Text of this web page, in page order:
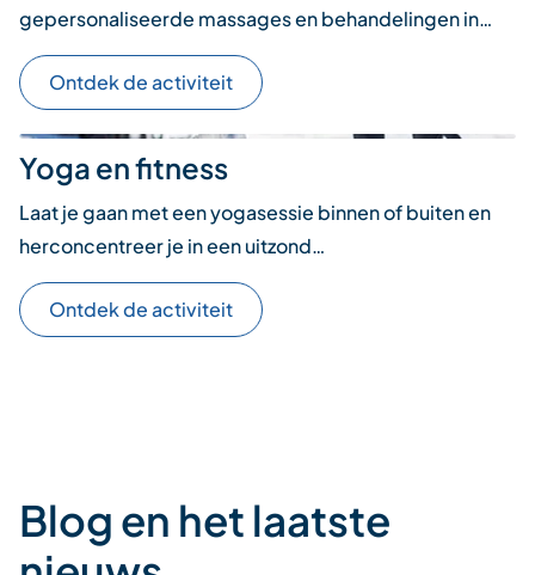
gepersonaliseerde massages en behandelingen in…
Ontdek de activiteit
Yoga en fitness
Laat je gaan met een yogasessie binnen of buiten en
herconcentreer je in een uitzond…
Ontdek de activiteit
Blog en het laatste